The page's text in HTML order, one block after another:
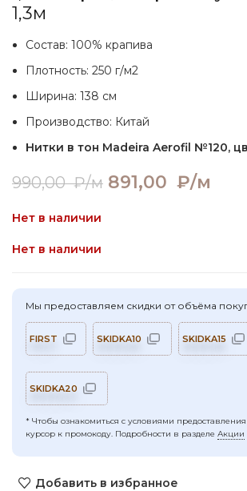
1,3м
Состав: 100% крапива
Плотность: 250 г/м2
Ширина: 138 см
Производство: Китай
Нитки в тон Madeira Aerofil №120,
990,00₽/м 891,00 ₽/м
Нет в наличии
Нет в наличии
Мы предоставляем скидки от объёма
FIRST SKIDKA10 SKIDKA15
SKIDKA20
* Чтобы ознакомиться с условиями
курсор к промокоду. Подробности в разделе Акции
Добавить в избранное